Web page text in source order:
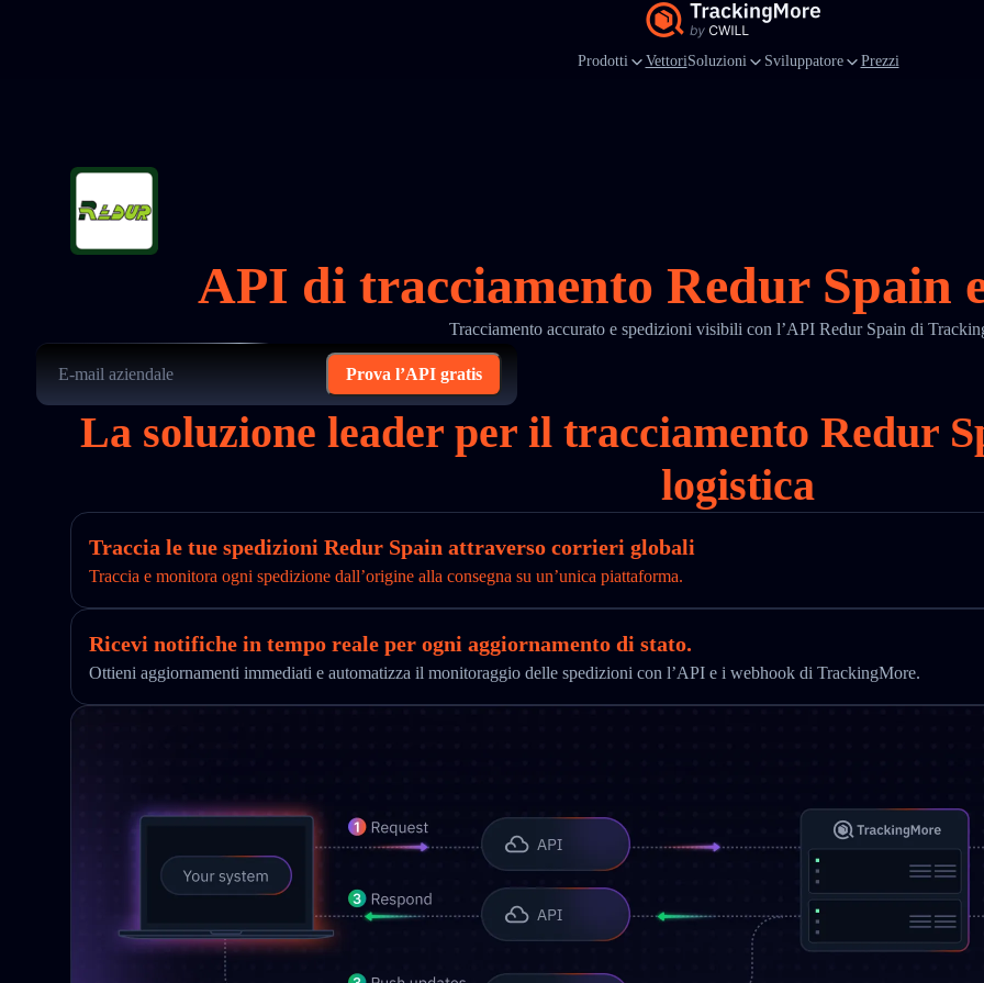
Prodotti VettoriSoluzioni Sviluppatore Prezzi
API di tracciamento Redur Spain
Tracciamento accurato e spedizioni visibili con l’API Redur Spain di
Prova l’API gratis
La soluzione leader per il tracciamento Redur
logistica
Traccia le tue spedizioni Redur Spain attraverso corrieri globali
Traccia e monitora ogni spedizione dall’origine alla consegna su un’unica piattaforma.
Ricevi notifiche in tempo reale per ogni aggiornamento di stato.
Ottieni aggiornamenti immediati e automatizza il monitoraggio delle spedizioni con l’API e i webhook di TrackingMore.